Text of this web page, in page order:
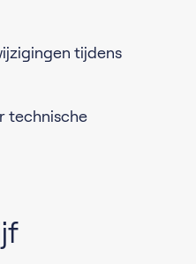
tijdens
technische